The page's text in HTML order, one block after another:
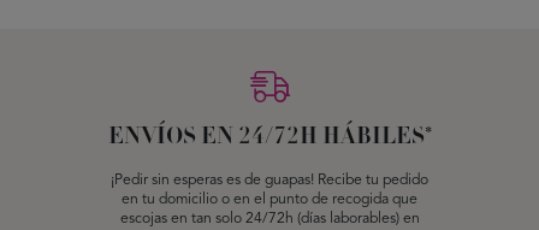
ENVÍOS EN 24/72H HÁBILES*
¡Pedir sin esperas es de guapas! Recibe tu pedido
en tu domicilio o en el punto de recogida que
escojas en tan solo 24/72h (días laborables) en